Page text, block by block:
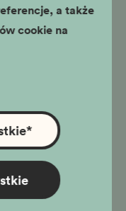
a także
cookie na
*
w latach
poznają zrywy